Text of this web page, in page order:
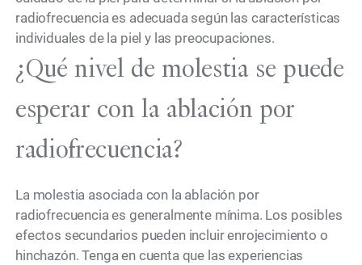
radiofrecuencia es adecuada según las características
individuales de la piel y las preocupaciones.
¿Qué nivel de molestia se puede
esperar con la ablación por
radiofrecuencia?
La molestia asociada con la ablación por
radiofrecuencia es generalmente mínima. Los posibles
efectos secundarios pueden incluir enrojecimiento o
hinchazón. Tenga en cuenta que las experiencias